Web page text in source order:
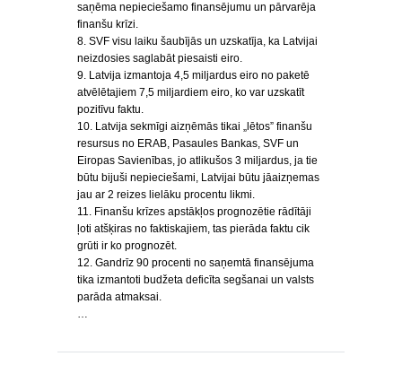
saņēma nepieciešamo finansējumu un pārvarēja
finanšu krīzi.
8. SVF visu laiku šaubījās un uzskatīja, ka Latvijai
neizdosies saglabāt piesaisti eiro.
9. Latvija izmantoja 4,5 miljardus eiro no paketē
atvēlētajiem 7,5 miljardiem eiro, ko var uzskatīt
pozitīvu faktu.
10. Latvija sekmīgi aizņēmās tikai „lētos” finanšu
resursus no ERAB, Pasaules Bankas, SVF un
Eiropas Savienības, jo atlikušos 3 miljardus, ja tie
būtu bijuši nepieciešami, Latvijai būtu jāaizņemas
jau ar 2 reizes lielāku procentu likmi.
11. Finanšu krīzes apstākļos prognozētie rādītāji
ļoti atšķiras no faktiskajiem, tas pierāda faktu cik
grūti ir ko prognozēt.
12. Gandrīz 90 procenti no saņemtā finansējuma
tika izmantoti budžeta deficīta segšanai un valsts
parāda atmaksai.
…